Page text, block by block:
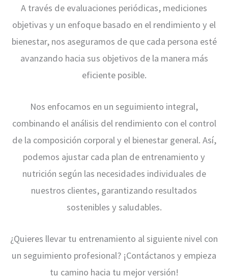
A través de evaluaciones periódicas, mediciones
objetivas y un enfoque basado en el rendimiento y el
bienestar, nos aseguramos de que cada persona esté
avanzando hacia sus objetivos de la manera más
eficiente posible.
Nos enfocamos en un seguimiento integral,
combinando el análisis del rendimiento con el control
de la composición corporal y el bienestar general. Así,
podemos ajustar cada plan de entrenamiento y
nutrición según las necesidades individuales de
nuestros clientes, garantizando resultados
sostenibles y saludables.
¿Quieres llevar tu entrenamiento al siguiente nivel con
un seguimiento profesional? ¡Contáctanos y empieza
tu camino hacia tu mejor versión!